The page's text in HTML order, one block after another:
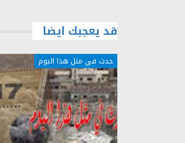
قد يعجبك ايضا
حدث في مثل هذا اليوم